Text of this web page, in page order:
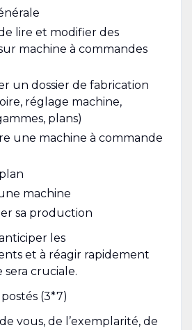
lire et modifier des
machine à commandes
un dossier de fabrication
réglage machine,
plans)
une machine à commande
machine
sa production
les
et à réagir rapidement
sera cruciale.
(3*7)
vous, de l’exemplarité, de